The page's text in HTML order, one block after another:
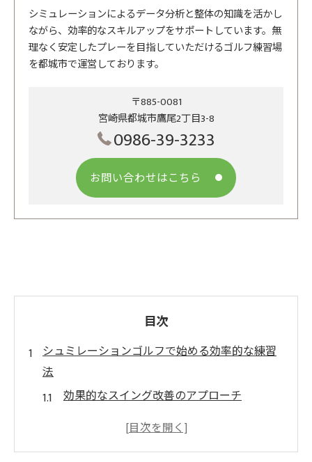
シミュレーションによるデータ分析と整体の知識を活かし
ながら、効率的なスキルアップをサポートしています。無
理なく安定したプレーを目指していただけるゴルフ練習場
を都城市で運営しております。
〒885-0081
宮崎県都城市鷹尾2丁目3-8
0986-39-3233
お問い合わせはこちら
目次
シュミレーションゴルフで始める効率的な練習
法
効果的なスイング改善のアプローチ
カスタマイズ可能なトレーニングプラン